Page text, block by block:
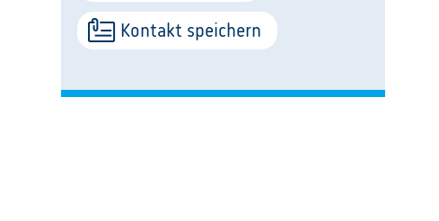
Kontakt speichern